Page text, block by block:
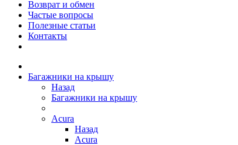
Возврат и обмен
Частые вопросы
Полезные статьи
Контакты
Багажники на крышу
Назад
Багажники на крышу
Acura
Назад
Acura